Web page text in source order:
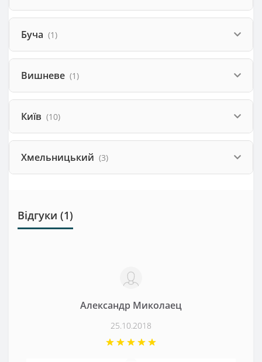
Буча (1)
Вишневе (1)
Київ (10)
Хмельницький (3)
Відгуки (1)
Александр Миколаец
25.10.2018